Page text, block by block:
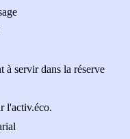
à servir dans la réserve
l'activ.éco.